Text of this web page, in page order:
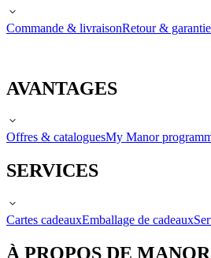
Commande & livraisonRetour & garantie
AVANTAGES
Offres & cataloguesMy Manor
SERVICES
Cartes cadeauxEmballage de cadeaux
À PROPOS DE MANOR